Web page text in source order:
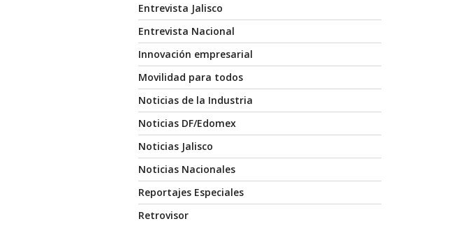
Entrevista Jalisco
Entrevista Nacional
Innovación empresarial
Movilidad para todos
Noticias de la Industria
Noticias DF/Edomex
Noticias Jalisco
Noticias Nacionales
Reportajes Especiales
Retrovisor